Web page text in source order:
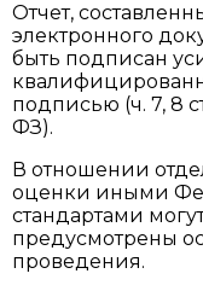
Отчет,
электронного
быть подписан
подписью (ч. 7, 8
ФЗ).
В отношении
оценки иными
стандартами
предусмотрены
проведения.